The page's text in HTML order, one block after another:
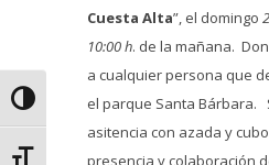
Alternar alto contraste
Cuesta Alta”, el domingo
10:00 h. de la mañana.
a cualquier persona que
el parque Santa Bárbara.
asitencia con azada y
presencia y colaboración